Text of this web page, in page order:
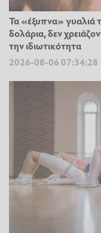
Τα «έξυπνα» γυαλιά
δολάρια, δεν
την ιδιωτικότητα
2026-08-06 07:34:28